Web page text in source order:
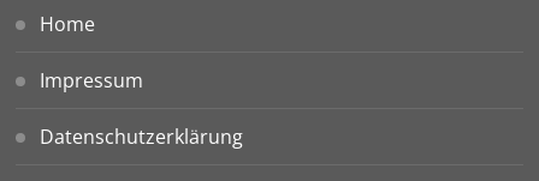
Home
Impressum
Datenschutzerklärung